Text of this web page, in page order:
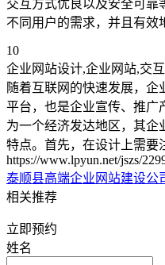
交互方式优良以及安全可靠
不同用户的需求，并且有效
10
企业网站设计,企业网站,交
随着互联网的快速发展，
平台，也是企业宣传、推广
为一个经济发达地区，其企
特点。首先，在设计上需要
https://www.lpyun.net/jszs/
泰顺县高端企业网站建设公
相关推荐
立即预约
姓名